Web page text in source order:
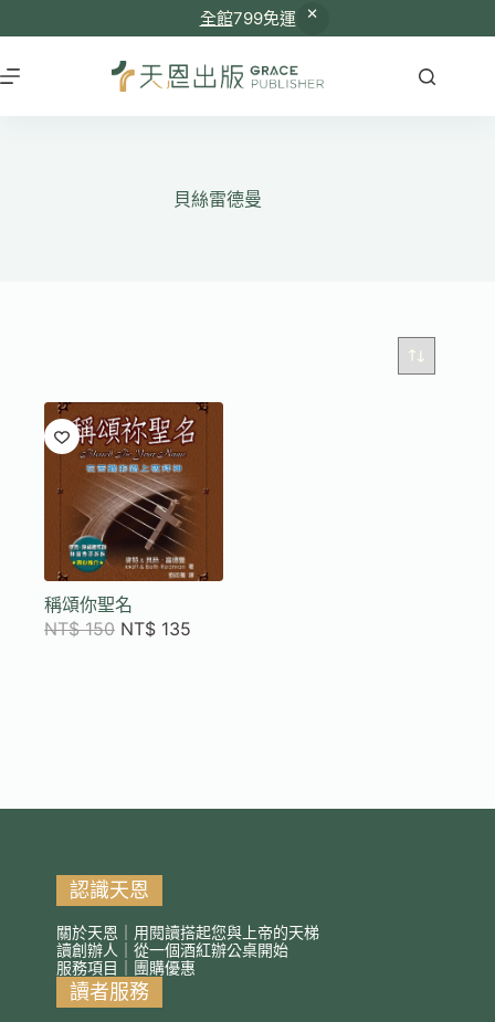
全館799免運
至
主
貝絲雷德曼
稱頌你聖名
NT$150 NT$ 135
認識天恩
關於天恩｜用閱讀搭起您與上帝的天梯
讀創辦人｜從一個酒紅辦公桌開始
服務項目｜團購優惠
讀者服務